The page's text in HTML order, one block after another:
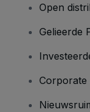
Open
Gelieerde
Corporate